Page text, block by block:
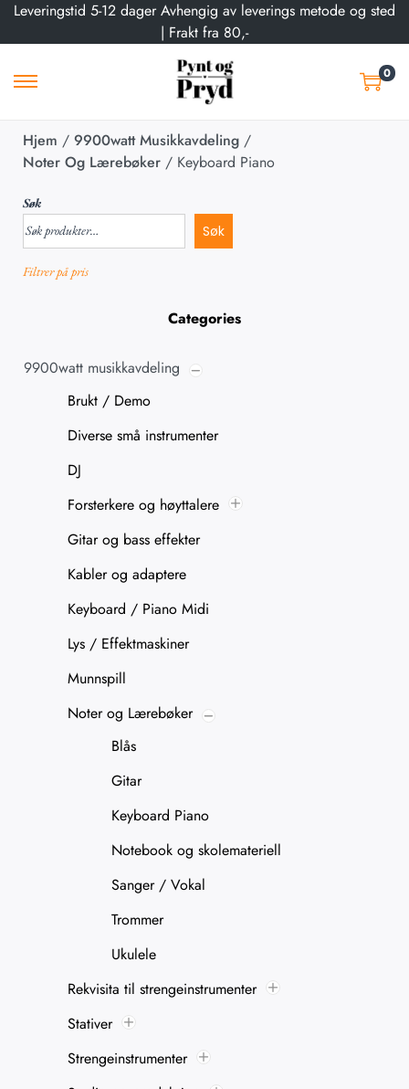
Leveringstid 5-12 dager Avhengig av leverings metode og sted
| Frakt fra 80,-
0
Hjem / 9900watt Musikkavdeling /
Noter Og Lærebøker / Keyboard Piano
Søk
Søk
Filtrer på pris
Categories
9900watt musikkavdeling
Brukt / Demo
Diverse små instrumenter
DJ
Forsterkere og høyttalere
Gitar og bass effekter
Kabler og adaptere
Keyboard / Piano Midi
Lys / Effektmaskiner
Munnspill
Noter og Lærebøker
Blås
Gitar
Keyboard Piano
Notebook og skolemateriell
Sanger / Vokal
Trommer
Ukulele
Rekvisita til strengeinstrumenter
Stativer
Strengeinstrumenter